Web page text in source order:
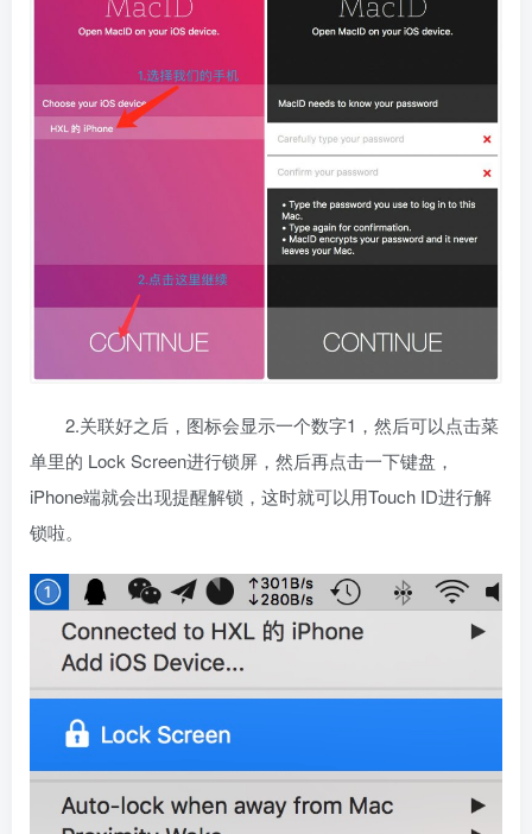
2.关联好之后，图标会显示一个数字1，然后可以点击菜
单里的 Lock Screen进行锁屏，然后再点击一下键盘，
iPhone端就会出现提醒解锁，这时就可以用Touch ID进行解
锁啦。